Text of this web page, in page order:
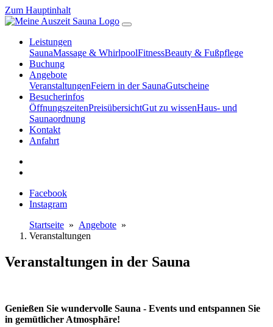
Zum Hauptinhalt
Leistungen
SaunaMassage & WhirlpoolFitnessBeauty & Fußpflege
Buchung
Angebote
VeranstaltungenFeiern in der SaunaGutscheine
Besucherinfos
ÖffnungszeitenPreisübersichtGut zu wissenHaus- und
Saunaordnung
Kontakt
Anfahrt
Facebook
Instagram
Startseite » Angebote »
Veranstaltungen
Veranstaltungen in der Sauna
Genießen Sie wundervolle Sauna - Events und entspannen Sie
in gemütlicher Atmosphäre!